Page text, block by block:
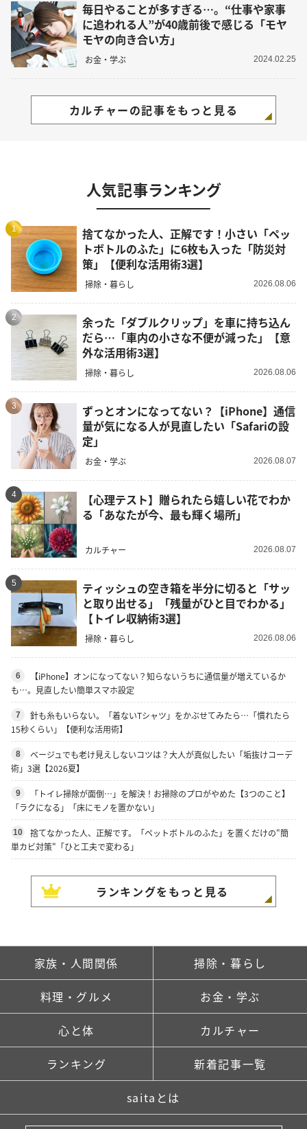
毎日やることが多すぎる…。“仕事や家事
に追われる人”が40歳前後で感じる「モヤ
モヤの向き合い方」
お金・学ぶ 2024.02.25
カルチャーの記事をもっと見る
人気記事ランキング
1
捨てなかった人、正解です！小さい「ペッ
トボトルのふた」に6枚も入った「防災対
策」【便利な活用術3選】
掃除・暮らし 2026.08.06
2
余った「ダブルクリップ」を車に持ち込ん
だら…「車内の小さな不便が減った」【意
外な活用術3選】
掃除・暮らし 2026.08.06
3
ずっとオンになってない？【iPhone】通信
量が気になる人が見直したい「Safariの設
定」
お金・学ぶ 2026.08.07
4
【心理テスト】贈られたら嬉しい花でわか
る「あなたが今、最も輝く場所」
カルチャー 2026.08.07
5
ティッシュの空き箱を半分に切ると「サッ
と取り出せる」「残量がひと目でわかる」
【トイレ収納術3選】
掃除・暮らし 2026.08.06
6
【iPhone】オンになってない？知らないうちに通信量が増えているか
も…。見直したい簡単スマホ設定
7
針も糸もいらない。「着ないTシャツ」をかぶせてみたら…「慣れたら
15秒くらい」【便利な活用術】
8
ベージュでも老け見えしないコツは？大人が真似したい「垢抜けコーデ
術」3選【2026夏】
9
「トイレ掃除が面倒…」を解決！お掃除のプロがやめた【3つのこと】
「ラクになる」「床にモノを置かない」
10
捨てなかった人、正解です。「ペットボトルのふた」を置くだけの"簡
単カビ対策"「ひと工夫で変わる」
ランキングをもっと見る
家族・人間関係 掃除・暮らし
料理・グルメ お金・学ぶ
心と体 カルチャー
ランキング 新着記事一覧
saitaとは